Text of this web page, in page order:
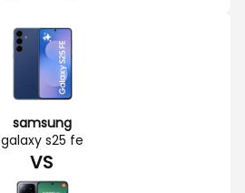
samsung
galaxy s25 fe
VS